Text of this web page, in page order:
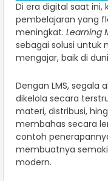
Di era digital saat
pembelajaran yang
meningkat. Learning
sebagai solusi untuk
mengajar, baik di
Dengan LMS, segala
dikelola secara
materi, distribusi,
membahas secara
contoh
membuatnya
modern.